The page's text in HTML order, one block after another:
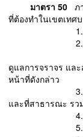
มาตรา 50 ภ
ที่ต้องทำในเขตเทศ
1. รักษาควา
2. ให้มีและ
2/1. รักษาค
ดูแลการจราจร แล
หน้าที่ดังกล่าว
3. รักษาควา
และที่สาธารณะ รว
4. ป้องกันแ
5. ให้มีเครื่